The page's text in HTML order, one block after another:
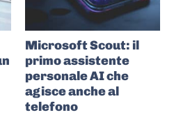
Microsoft Scout: il
primo assistente
personale AI che
agisce anche al
telefono